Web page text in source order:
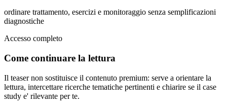
ordinare trattamento, esercizi e monitoraggio senza semplificazioni
diagnostiche
Accesso completo
Come continuare la lettura
Il teaser non sostituisce il contenuto premium: serve a orientare la
lettura, intercettare ricerche tematiche pertinenti e chiarire se il case
study e' rilevante per te.